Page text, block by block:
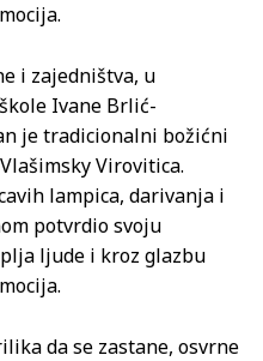
i zajedništva, u
Ivane Brlić-
je tradicionalni božićni
Virovitica.
lampica, darivanja i
potvrdio svoju
ljude i kroz glazbu
da se zastane, osvrne